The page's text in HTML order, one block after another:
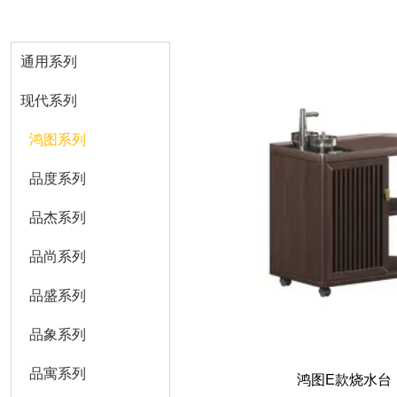
通用系列
现代系列
鸿图系列
品度系列
品杰系列
品尚系列
品盛系列
品象系列
品寓系列 鸿图E款烧水台